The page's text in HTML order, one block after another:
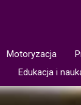
Motoryzacja
Edukacja i